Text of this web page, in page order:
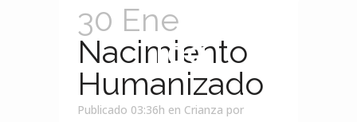
Tag
30 Ene
Nacimiento
Humanizado
Publicado 03:36h en Crianza por